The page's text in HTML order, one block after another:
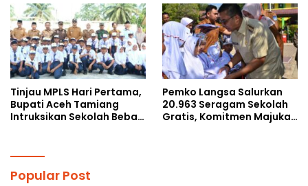
kepada Pelajar MPLS
Tinjau MPLS Hari Pertama,
Bupati Aceh Tamiang
Intruksikan Sekolah Bebas
Pemko Langsa Salurkan
20.963 Seragam Sekolah
Gratis, Komitmen Majukan
Popular Post